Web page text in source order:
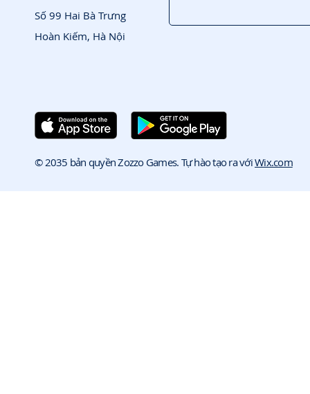
Số 99 Hai Bà Trưng
Hoàn Kiếm, Hà Nội
© 2035 bản quyền Zozzo Games. Tự hào tạo ra vớiWix.com